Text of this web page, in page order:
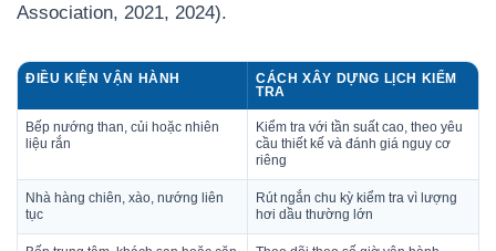
Association, 2021, 2024).
ĐIỀU KIỆN VẬN HÀNH
CÁCH XÂY DỰNG LỊCH KIỂM
TRA
Bếp nướng than, củi hoặc nhiên
liệu rắn
Kiểm tra với tần suất cao, theo yêu
cầu thiết kế và đánh giá nguy cơ
riêng
Nhà hàng chiên, xào, nướng liên
tục
Rút ngắn chu kỳ kiểm tra vì lượng
hơi dầu thường lớn